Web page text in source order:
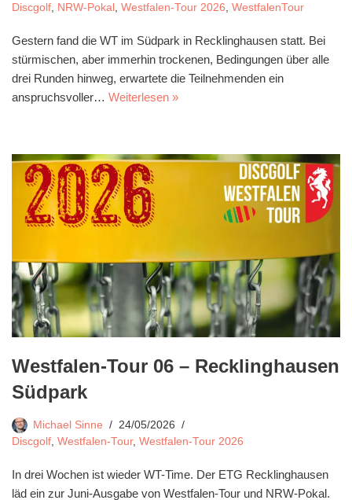
Discgolf, NRW-Pokal , Westfalen-Tour 2026, WestfalenTour
Gestern fand die WT im Südpark in Recklinghausen statt. Bei
stürmischen, aber immerhin trockenen, Bedingungen über alle
drei Runden hinweg, erwartete die Teilnehmenden ein
anspruchsvoller… Weiterlesen »
Westfalen-Tour 06 – Recklinghausen
Südpark
Michael Sinne
24/05/2026
Discgolf Westfalen-Tour, Westfalen-Tour 2026
In drei Wochen ist wieder WT-Time. Der ETG Recklinghausen
läd ein zur Juni-Ausgabe von Westfalen-Tour und NRW-Pokal.